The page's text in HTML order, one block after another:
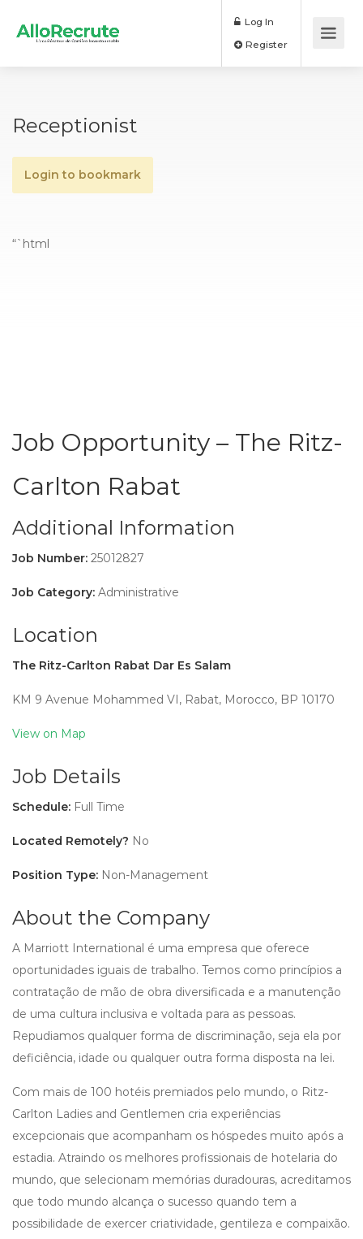
Log In
Receptionist
Login to bookmark
“`html
Job Opportunity – The Ritz-
Carlton Rabat
Additional Information
Job Number: 25012827
Job Category: Administrative
Location
The Ritz-Carlton Rabat Dar Es Salam
KM 9 Avenue Mohammed VI, Rabat, Morocco, BP 10170
View on Map
Job Details
Schedule: Full Time
Located Remotely? No
Position Type: Non-Management
About the Company
A Marriott International é uma empresa que oferece
oportunidades iguais de trabalho. Temos como princípios a
contratação de mão de obra diversificada e a manutenção
de uma cultura inclusiva e voltada para as pessoas.
Repudiamos qualquer forma de discriminação, seja ela por
deficiência, idade ou qualquer outra forma disposta na lei.
Com mais de 100 hotéis premiados pelo mundo, o Ritz-
Carlton Ladies and Gentlemen cria experiências
excepcionais que acompanham os hóspedes muito após a
estadia. Atraindo os melhores profissionais de hotelaria do
mundo, que selecionam memórias duradouras, acreditamos
que todo mundo alcança o sucesso quando tem a
possibilidade de exercer criatividade, gentileza e compaixão.